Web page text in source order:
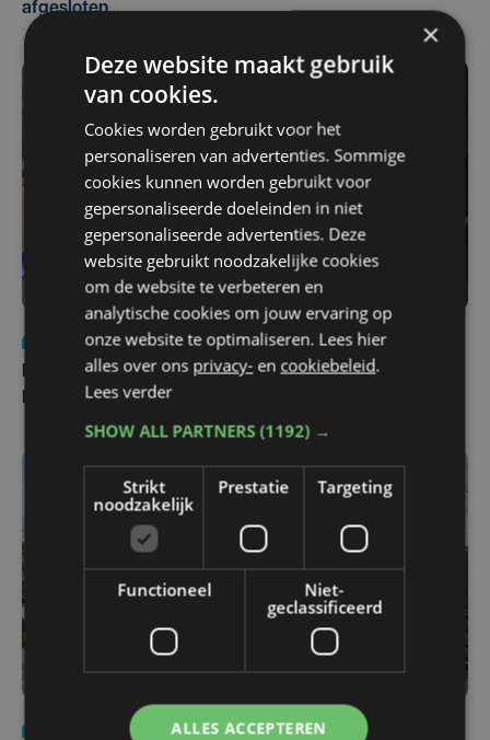
afgesloten
Nieuws
di 4 augustus | 09:32
Man en vrouw dood aangetroffen in woning in Sint-
Pieters Brugge
wo 5 augustus | 11:57
×
Deze website maakt gebruik
van cookies.
Cookies worden gebruikt voor het
personaliseren van advertenties. Sommige
cookies kunnen worden gebruikt voor
gepersonaliseerde doeleinden in niet
gepersonaliseerde advertenties. Deze
website gebruikt noodzakelijke cookies
om de website te verbeteren en
analytische cookies om jouw ervaring op
onze website te optimaliseren. Lees hier
alles over ons privacy- en cookiebeleid.
Lees verder
SHOW ALL PARTNERS(1192) →
Strikt
noodzakelijk
Prestatie Targeting
Functioneel
Niet-
geclassificeerd
ALLES ACCEPTEREN